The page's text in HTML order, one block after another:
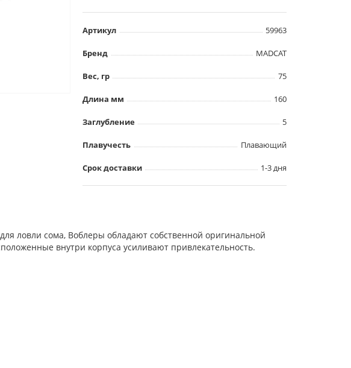
Артикул 59963
Бренд MADCAT
Вес, гр 75
Длина мм 160
Заглубление 5
Плавучесть Плавающий
Срок доставки 1-3 дня
ловли сома, Воблеры обладают собственной оригинальной
внутри корпуса усиливают привлекательность.